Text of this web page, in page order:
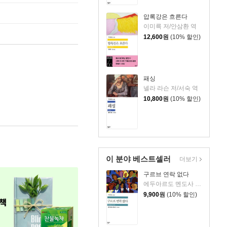
압록강은 흐른다
이미륵 저/안삼환 역
12,600원 (10% 할인)
패싱
넬라 라슨 저/서숙 역
10,800원 (10% 할인)
이 분야 베스트셀러
구르브 연락 없다
9,900원 (10% 할인)
더보기